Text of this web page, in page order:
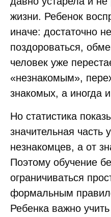
жизни. Ребенок
иначе: достаточно
поздороваться,
человек уже
«незнакомым»,
знакомых, а иногда
Но статистика
значительная часть
незнакомцев, а от
Поэтому обучение
ограничиваться
формальным
Ребенка важно